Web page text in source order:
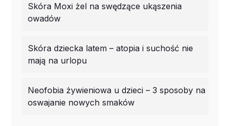
Skóra Moxi żel na swędzące ukąszenia
owadów
Skóra dziecka latem – atopia i suchość nie
mają na urlopu
Neofobia żywieniowa u dzieci – 3 sposoby na
oswajanie nowych smaków